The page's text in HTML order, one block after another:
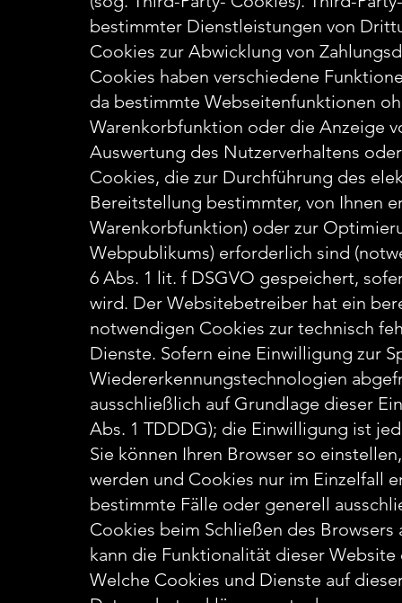
bestimmter Dienstleistungen von
Cookies zur Abwicklung von
Cookies haben verschiedene
da bestimmte Webseitenfunktionen
Warenkorbfunktion oder die Anzeige
Auswertung des Nutzerverhaltens
Cookies, die zur Durchführung des
Bereitstellung bestimmter, von Ihnen
Warenkorbfunktion) oder zur
Webpublikums) erforderlich sind
6 Abs. 1 lit. f DSGVO gespeichert,
wird. Der Websitebetreiber hat ein
notwendigen Cookies zur technisch
Dienste. Sofern eine Einwilligung zur
Wiedererkennungstechnologien
ausschließlich auf Grundlage dieser
Abs. 1 TDDDG); die Einwilligung ist
Sie können Ihren Browser so
werden und Cookies nur im Einzelfall
bestimmte Fälle oder generell
Cookies beim Schließen des
kann die Funktionalität dieser Website
Welche Cookies und Dienste auf